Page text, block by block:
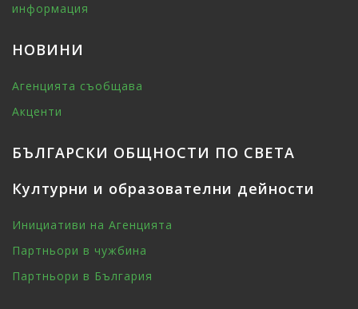
информация
НОВИНИ
Агенцията съобщава
Акценти
БЪЛГАРСКИ ОБЩНОСТИ ПО СВЕТА
Културни и образователни дейности
Инициативи на Агенцията
Партньори в чужбина
Партньори в България